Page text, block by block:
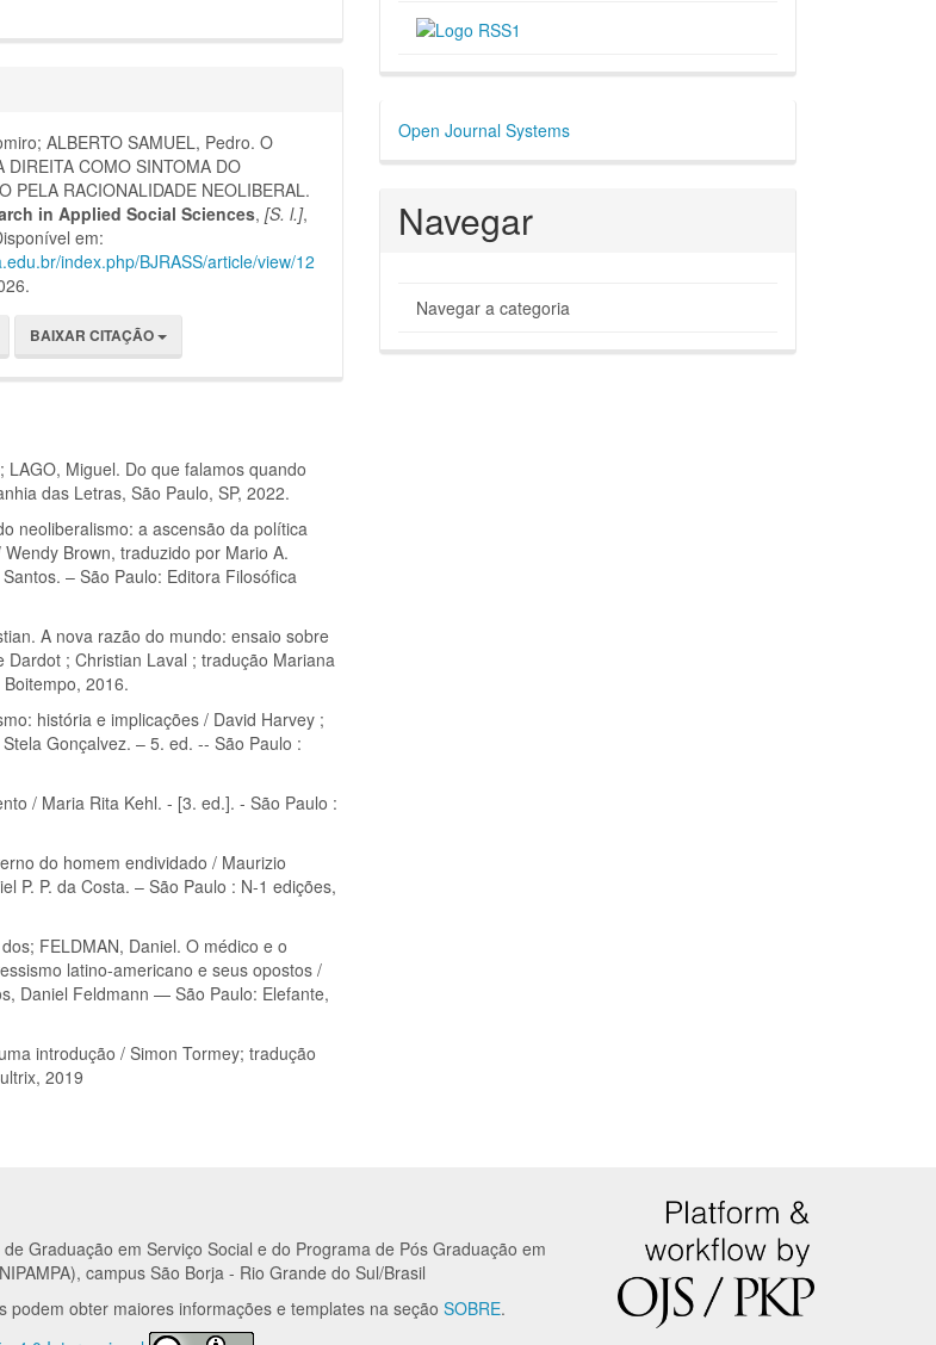
ALBERTO SAMUEL, Pedro. O
DIREITA COMO SINTOMA DO
PELA RACIONALIDADE NEOLIBERAL.
in Applied Social Sciences,[S. l.],
em:
index.php/BJRASS/article/view/12
BAIXAR CITAÇÃO
LAGO, Miguel. Do que falamos quando
das Letras, São Paulo, SP, 2022.
neoliberalismo: a ascensão da política
Brown, traduzido por Mario A.
– São Paulo: Editora Filosófica
A nova razão do mundo: ensaio sobre
Dardot ; Christian Laval ; tradução Mariana
2016.
história e implicações / David Harvey ;
Gonçalvez. – 5. ed. -- São Paulo :
/ Maria Rita Kehl. - [3. ed.]. - São Paulo :
do homem endividado / Maurizio
P. P. da Costa. – São Paulo : N-1 edições,
FELDMAN, Daniel. O médico e o
latino-americano e seus opostos /
Daniel Feldmann — São Paulo: Elefante,
introdução / Simon Tormey; tradução
2019
Desenvolvido
por
Open Journal Systems
Navegar
Navegar a categoria
Graduação em Serviço Social e do Programa de Pós Graduação em
campus São Borja - Rio Grande do Sul/Brasil
obter maiores informações e templates na seção SOBRE.